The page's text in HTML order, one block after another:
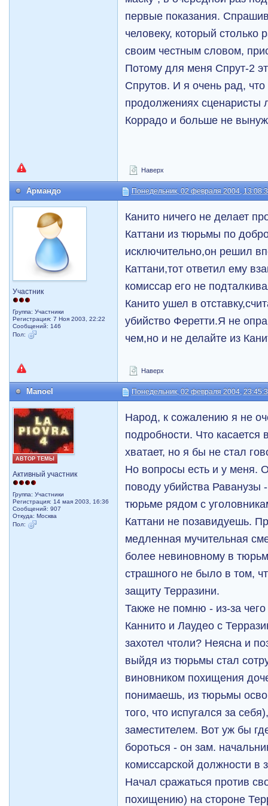
первые показания.
человеку, который столько
своим честным словом,
Потому для меня Спрут-2
Спрутов. И я очень рад,
продолжениях сценаристы
Коррадо и больше не
Наверх
Армандо Понедельник, 02 февраля 2004,
Участник
Группа: Участники
Регистрация: 7 Ноя 2003, 22:22
Сообщений: 146
Пол:
Канито ничего не делает
Каттани из тюрьмы по
исключительно,он решил
Каттани,тот ответил ему
комиссар его не
Канито ушел в
убийство Феретти.Я не
чем,но и не делайте из
Наверх
Manoel Понедельник, 02 февраля 2004,
АВТОР ТЕМЫ
Активный участник
Группа: Участники
Регистрация: 14 мая 2003, 16:36
Сообщений: 907
Откуда: Москва
Пол:
Народ, к сожалению я не
подробности. Что касается
хватает, но я бы не стал
Но вопросы есть и у меня.
поводу убийства Раванузы
тюрьме рядом с
Каттани не позавидуешь.
медленная мучительная
более невиновному в
страшного не было в том,
защиту Терразини.
Также не помню - из-за
Каннито и Лаудео с
захотел чтоли? Неясна и
выйдя из тюрьмы стал
виновником похищения
понимаешь, из тюрьмы
того, что испугался за
заместителем. Вот уж бы
бороться - он зам.
комиссарской должности в
Начал сражаться против
похищению) на стороне